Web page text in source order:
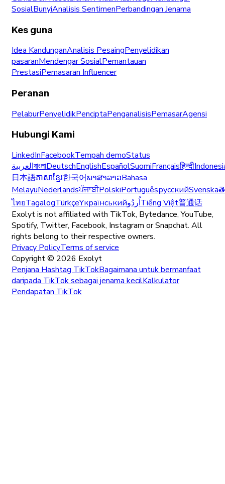
SosialBunyiAnalisis SentimenPerbandingan Jenama
Kes guna
Idea KandunganAnalisis PesaingPenyelidikan
pasaranMendengar SosialPemantauan
PrestasiPemasaran Influencer
Peranan
PelaburPenyelidikPenciptaPenganalisisPemasarAgensi
Hubungi Kami
LinkedInFacebookTempah demoStatus
العربيةবাংলাDeutschEnglishEspañolSuomiFrançaisहिन्दी
日本語ភាសាខ្មែរ한국어ພາສາລາວBahasa
MelayuNederlandsਪੰਜਾਬੀPolskiPortuguêsрусскийSvenska
ไทยTagalogTürkçeYкраїнськийاُردُوTiếng Việt普通话
Exolyt is not affiliated with TikTok, Bytedance, YouTube,
Spotify, Twitter, Facebook, Instagram or Snapchat. All
rights belong to their respective owners.
Privacy PolicyTerms of service
Copyright © 2026 Exolyt
Penjana Hashtag TikTokBagaimana untuk bermanfaat
daripada TikTok sebagai jenama kecilKalkulator
Pendapatan TikTok